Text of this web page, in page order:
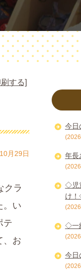
する]
月29日
クラ
。い
テ
、お
今日
年長
◇児
け
◇一
今日